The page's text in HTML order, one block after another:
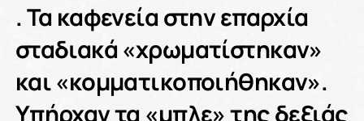
. Τα καφενεία στην επαρχία
σταδιακά «χρωματίστηκαν»
και «κομματικοποιήθηκαν».
Υπήρχαν τα «μπλε» της δεξιάς